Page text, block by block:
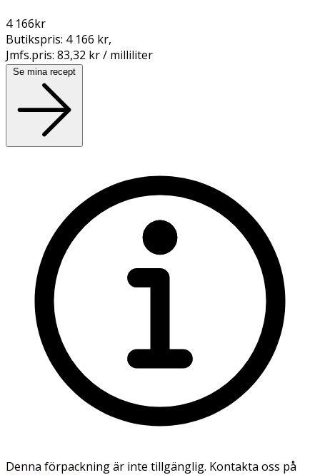
4 166kr
Butikspris: 4 166 kr,
Jmfs.pris: 83,32 kr / milliliter
Se mina recept
Denna förpackning är inte tillgänglig. Kontakta oss på